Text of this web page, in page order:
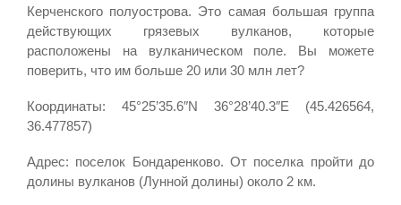
Керченского полуострова. Это самая большая группа
действующих грязевых вулканов, которые
расположены на вулканическом поле. Вы можете
поверить, что им больше 20 или 30 млн лет?
Координаты: 45°25’35.6″N 36°28’40.3″E (45.426564,
36.477857)
Адрес: поселок Бондаренково. От поселка пройти до
долины вулканов (Лунной долины) около 2 км.